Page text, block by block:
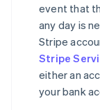
event that
any day is
Stripe
Stripe
either an
your bank
Australien
English
Belgien
Brasilien
Português
Bulgarien